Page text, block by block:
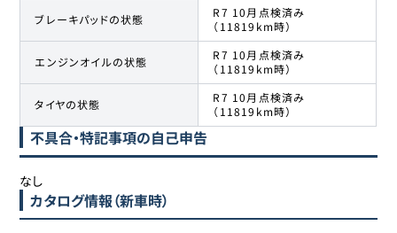
ブレーキパッドの状態
R7 10月点検済み
（11819km時）
エンジンオイルの状態
R7 10月点検済み
（11819km時）
タイヤの状態
R7 10月点検済み
（11819km時）
不具合・特記事項の自己申告
なし
カタログ情報（新車時）